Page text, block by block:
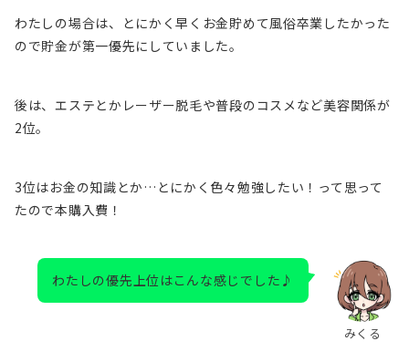
わたしの場合は、とにかく早くお金貯めて風俗卒業したかった
ので貯金が第一優先にしていました。
後は、エステとかレーザー脱毛や普段のコスメなど美容関係が
2位。
3位はお金の知識とか…とにかく色々勉強したい！って思って
たので本購入費！
みくる
わたしの優先上位はこんな感じでした♪